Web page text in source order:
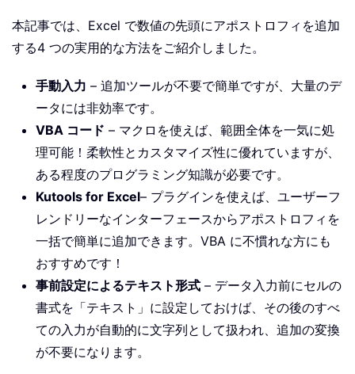
本記事では、Excel で数値の先頭にアポストロフィを追加
する4 つの実用的な方法をご紹介しました。
手動入力 – 追加ツールが不要で簡単ですが、大量のデ
ータには非効率です。
VBA コード – マクロを使えば、範囲全体を一気に処
理可能！柔軟性とカスタマイズ性に優れていますが、
ある程度のプログラミング知識が必要です。
Kutools for Excel– プラグインを使えば、ユーザーフ
レンドリーなインターフェースからアポストロフィを
一括で簡単に追加できます。VBA に不慣れな方にも
おすすめです！
事前設定によるテキスト形式 – データ入力前にセルの
書式を「テキスト」に設定しておけば、その後のすべ
ての入力が自動的に文字列として扱われ、追加の変換
が不要になります。